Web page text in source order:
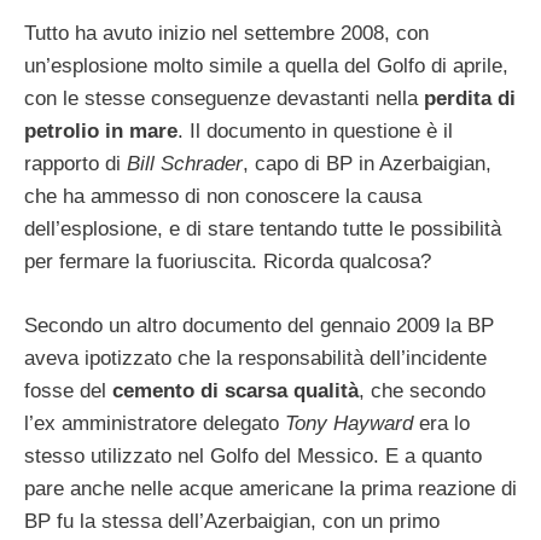
Tutto ha avuto inizio nel settembre 2008, con
un’esplosione molto simile a quella del Golfo di aprile,
con le stesse conseguenze devastanti nella perdita di
petrolio in mare. Il documento in questione è il
rapporto di Bill Schrader, capo di BP in Azerbaigian,
che ha ammesso di non conoscere la causa
dell’esplosione, e di stare tentando tutte le possibilità
per fermare la fuoriuscita. Ricorda qualcosa?
Secondo un altro documento del gennaio 2009 la BP
aveva ipotizzato che la responsabilità dell’incidente
fosse del cemento di scarsa qualità, che secondo
l’ex amministratore delegato Tony Haywardera lo
stesso utilizzato nel Golfo del Messico. E a quanto
pare anche nelle acque americane la prima reazione di
BP fu la stessa dell’Azerbaigian, con un primo